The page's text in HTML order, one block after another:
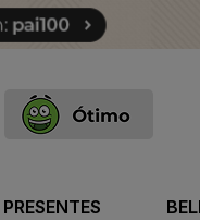
PRESENTES